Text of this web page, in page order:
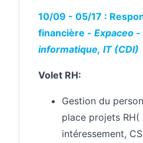
10/09 - 05/17 :
financière - Expaceo -
informatique, IT (CDI)
Volet RH:
Gestion du
place projets RH(
intéressement,